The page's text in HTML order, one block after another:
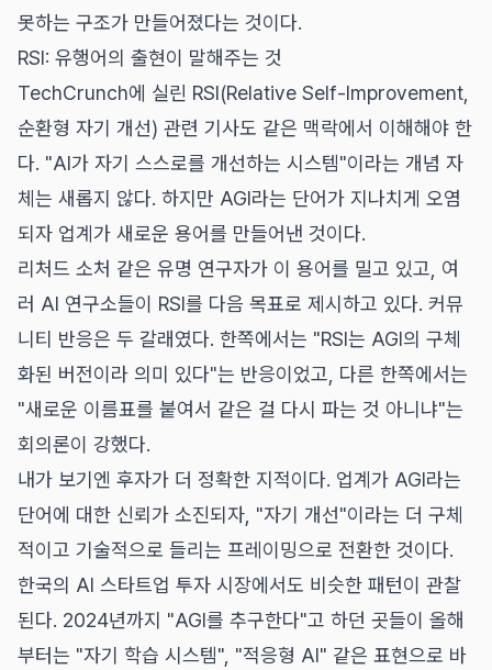
못하는 구조가 만들어졌다는 것이다.
RSI: 유행어의 출현이 말해주는 것
TechCrunch에 실린 RSI(Relative Self-Improvement,
순환형 자기 개선) 관련 기사도 같은 맥락에서 이해해야 한
다. "AI가 자기 스스로를 개선하는 시스템"이라는 개념 자
체는 새롭지 않다. 하지만 AGI라는 단어가 지나치게 오염
되자 업계가 새로운 용어를 만들어낸 것이다.
리처드 소처 같은 유명 연구자가 이 용어를 밀고 있고, 여
러 AI 연구소들이 RSI를 다음 목표로 제시하고 있다. 커뮤
니티 반응은 두 갈래였다. 한쪽에서는 "RSI는 AGI의 구체
화된 버전이라 의미 있다"는 반응이었고, 다른 한쪽에서는
"새로운 이름표를 붙여서 같은 걸 다시 파는 것 아니냐"는
회의론이 강했다.
내가 보기엔 후자가 더 정확한 지적이다. 업계가 AGI라는
단어에 대한 신뢰가 소진되자, "자기 개선"이라는 더 구체
적이고 기술적으로 들리는 프레이밍으로 전환한 것이다.
한국의 AI 스타트업 투자 시장에서도 비슷한 패턴이 관찰
된다. 2024년까지 "AGI를 추구한다"고 하던 곳들이 올해
부터는 "자기 학습 시스템", "적응형 AI" 같은 표현으로 바